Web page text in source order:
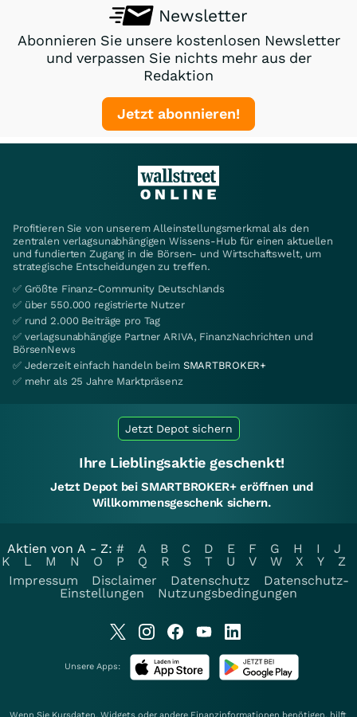
Newsletter
Abonnieren Sie unsere kostenlosen Newsletter
und verpassen Sie nichts mehr aus der
Redaktion
Jetzt abonnieren!
Profitieren Sie von unserem Alleinstellungsmerkmal als den
zentralen verlagsunabhängigen Wissens-Hub für einen aktuellen
und fundierten Zugang in die Börsen- und Wirtschaftswelt, um
strategische Entscheidungen zu treffen.
✅ Größte Finanz-Community Deutschlands
✅ über 550.000 registrierte Nutzer
✅ rund 2.000 Beiträge pro Tag
✅ verlagsunabhängige Partner ARIVA, FinanzNachrichten und
BörsenNews
✅ Jederzeit einfach handeln beim SMARTBROKER+
✅ mehr als 25 Jahre Marktpräsenz
Jetzt Depot sichern
Ihre Lieblingsaktie geschenkt!
Jetzt Depot bei SMARTBROKER+ eröffnen und
Willkommensgeschenk sichern.
Aktien von A - Z: # A B C D E F G H I
J
K
L M N O P Q R S T U V W X Y
Z
Impressum
Disclaimer Datenschutz
Datenschutz-
Einstellungen
Nutzungsbedingungen
Unsere Apps: